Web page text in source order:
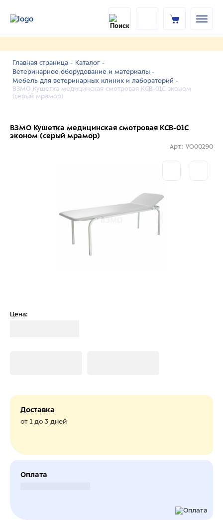
Главная страница - Каталог -
Ветеринарное оборудование и материалы -
Мебель для ветеринарных клиник и лабораторий -
ВЗМО Кушетка медицинская смотровая КСВ-01С эконом
(серый мрамор)
ВЗМО Кушетка медицинская смотровая КСВ-01С
эконом (серый мрамор)
Арт.: VO00290
Цена:
Доставка
от 1 до 3 дней
Оплата